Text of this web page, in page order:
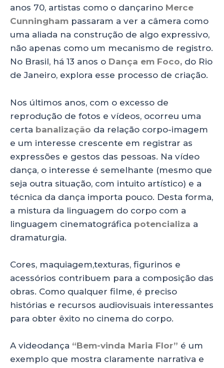
anos 70, artistas como o dançarino Merce
Cunningham passaram a ver a câmera como
uma aliada na construção de algo expressivo,
não apenas como um mecanismo de registro.
No Brasil, há 13 anos o Dança em Foco, do Rio
de Janeiro, explora esse processo de criação.
Nos últimos anos, com o excesso de
reprodução de fotos e vídeos, ocorreu uma
certa banalização da relação corpo-imagem
e um interesse crescente em registrar as
expressões e gestos das pessoas. Na vídeo
dança, o interesse é semelhante (mesmo que
seja outra situação, com intuito artístico) e a
técnica da dança importa pouco. Desta forma,
a mistura da linguagem do corpo com a
linguagem cinematográfica potencializa a
dramaturgia.
Cores, maquiagem,texturas, figurinos e
acessórios contribuem para a composição das
obras. Como qualquer filme, é preciso
histórias e recursos audiovisuais interessantes
para obter êxito no cinema do corpo.
A videodança “Bem-vinda Maria Flor” é um
exemplo que mostra claramente narrativa e